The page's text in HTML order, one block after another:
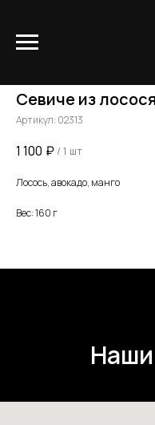
Севиче из лосося
Артикул: 02313
1 100 ₽ / 1 шт
Лосось, авокадо, манго
Вес: 160 г